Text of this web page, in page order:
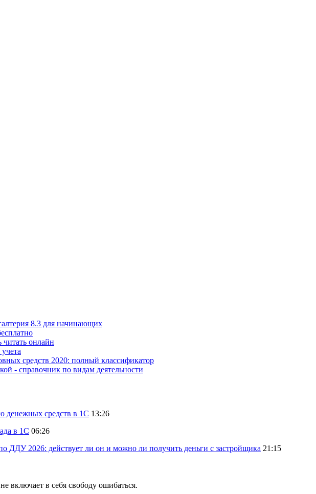
8.3 для начинающих
читать онлайн
средств 2020: полный классификатор
- справочник по видам деятельности
денежных средств в 1С 13:26
в 1С 06:26
ДДУ 2026: действует ли он и можно ли получить деньги с застройщика 21:15
включает в себя свободу ошибаться.